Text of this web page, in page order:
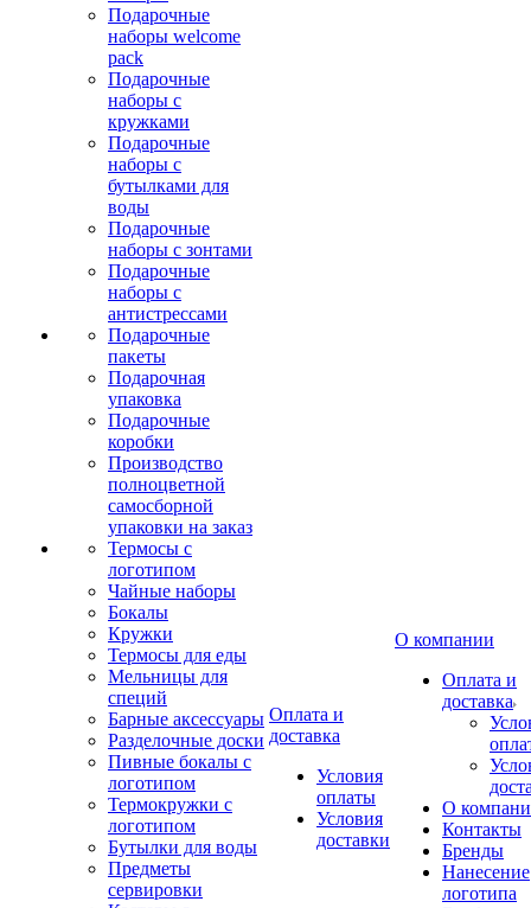
Подарочные
наборы welcome
pack
Подарочные
наборы с
кружками
Подарочные
наборы с
бутылками для
воды
Подарочные
наборы с зонтами
Подарочные
наборы с
антистрессами
Подарочные
пакеты
Подарочная
упаковка
Подарочные
коробки
Производство
полноцветной
самосборной
упаковки на заказ
Термосы с
логотипом
Чайные наборы
Бокалы
Кружки
Термосы для еды
Мельницы для
специй
Барные аксессуары
Разделочные доски
Пивные бокалы с
логотипом
Термокружки с
логотипом
Бутылки для воды
Предметы
сервировки
Оплата и
доставка
Условия
оплаты
Условия
доставки
О компании
Оплата и
доставка
О
Контакты
Бренды
Нанесение
логотипа